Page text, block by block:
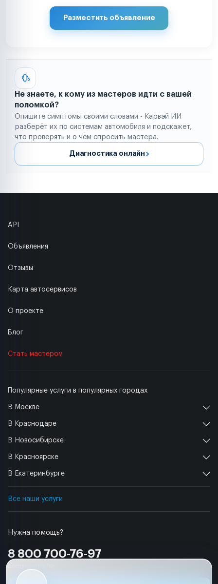
Разместить объявление
Не знаете, к кому из мастеров идти с вашей
поломкой?
Опишите симптомы своими словами - Карвэй ИИ
разберёт их по системам автомобиля и подскажет,
что проверять и о чём спросить мастера.
Диагностика онлайн
Нужна помощь?
8 800 700-76-97
Популярные услуги в популярных городах
В Москве
В Краснодаре
В Новосибирске
В Красноярске
В Екатеринбурге
Все наши услуги
API
Объявления
Отзывы
Карта автосервисов
О проекте
Блог
Стать мастером